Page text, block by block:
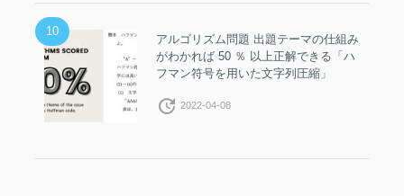
10
アルゴリズム問題 出題テーマの仕組み
がわかれば 50 ％ 以上正解できる「ハ
フマン符号を用いた文字列圧縮」
update 2022-04-08